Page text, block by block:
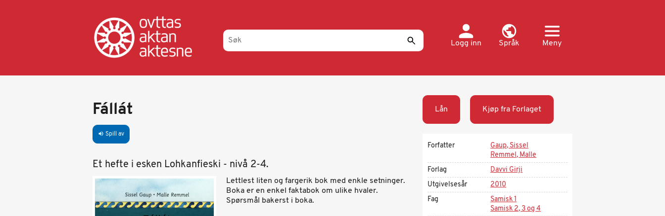
Logg inn
Språk Meny
Fállát
volume_up Spill av
Et hefte i esken Lohkanfieski - nivå 2-4.
Lettlest liten og fargerik bok med enkle setninger.
Boka er en enkel faktabok om ulike hvaler.
Spørsmål bakerst i boka.
Lån Kjøp fra Forlaget
Forfatter
Gaup, Sissel
Remmel, Malle
Forlag
Davvi Girji
Utgivelsesår
2010
Fag
Samisk 1
Samisk 2, 3 og 4